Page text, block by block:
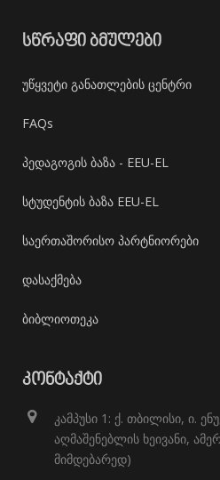
ᲡᲬᲠᲐᲤᲘ ᲑᲛᲣᲚᲔᲑᲘ
უწყვეტი განათლების ცენტრი
FAQs
პედაგოგის ბაზა - EEU-EL
სტუდენტის ბაზა EEU-EL
საერთაშორისო პარტნიორები
დასაქმება
ბიბლიოთეკა
ᲙᲝᲜᲢᲐᲥᲢᲘ
კამპუსი 1: ქ. თბილისი, ი.
აღმაშენებლის ხეივანი,
მიმდებარედ)